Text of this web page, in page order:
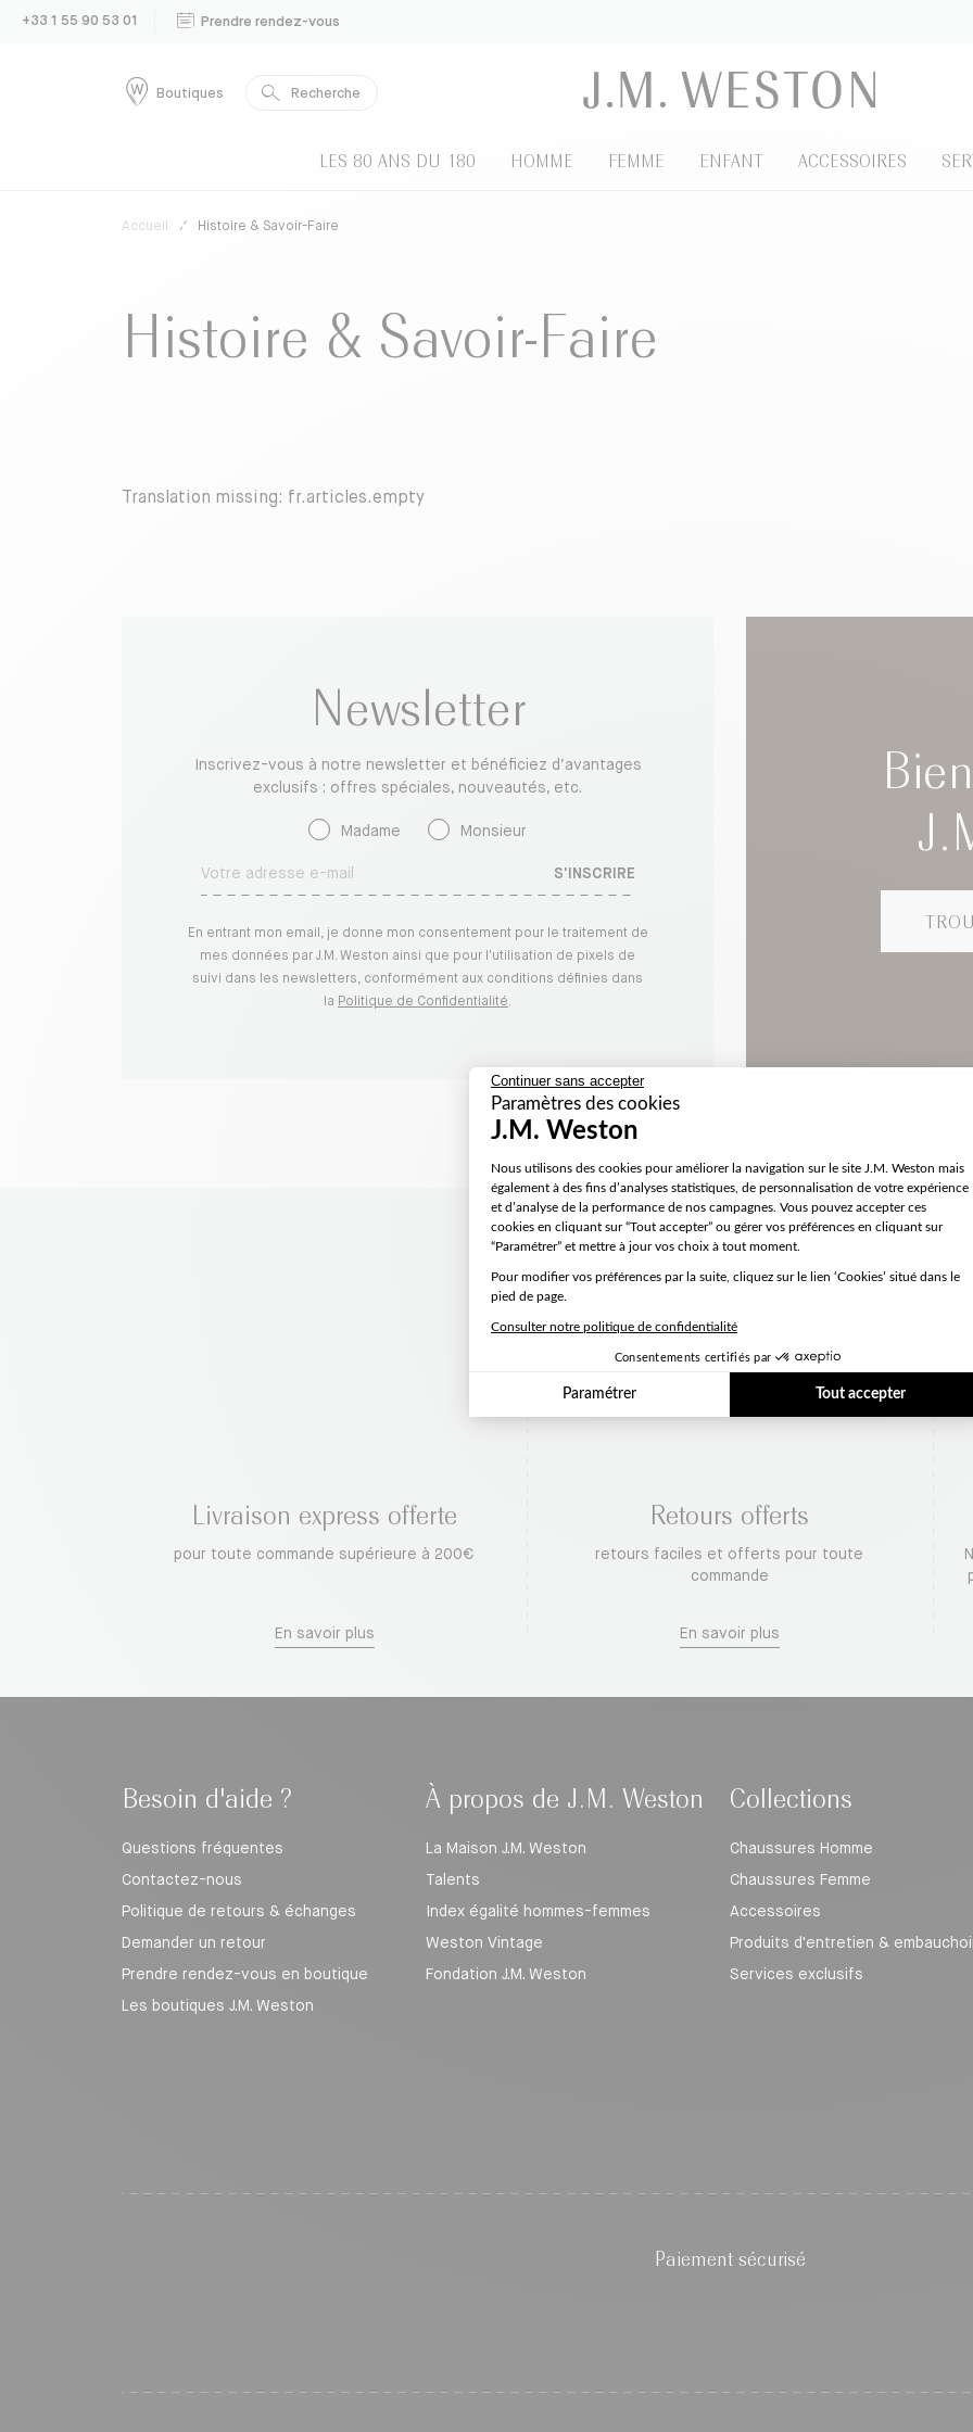
Continuer sans accepter
Paramètres des cookies
J.M. Weston
Plateforme de Gestion du Consentement
Nous utilisons des cookies pour améliorer la navigation sur le site J.M. Weston mais
également à des fins d’analyses statistiques, de personnalisation de votre expérience
et d’analyse de la performance de nos campagnes. Vous pouvez accepter ces
cookies en cliquant sur “Tout accepter” ou gérer vos préférences en cliquant sur
“Paramétrer” et mettre à jour vos choix à tout moment.
Pour modifier vos préférences par la suite, cliquez sur le lien ‘Cookies’ situé dans le
pied de page.
Consulter notre politique de confidentialité
Consentements certifiés par
Paramétrer Tout accepter
Axeptio consent
+33 1 55 90 53 01 Prendre rendez-vous
Boutiques Recherche
LES 80 ANS DU 180 HOMME FEMME ENFANT ACCESSOIRES
Accueil Histoire & Savoir-Faire
Histoire & Savoir-Faire
Translation missing: fr.articles.empty
Newsletter
Inscrivez-vous à notre newsletter et bénéficiez d’avantages
exclusifs : offres spéciales, nouveautés, etc.
Madame Monsieur
S'INSCRIRE
En entrant mon email, je donne mon consentement pour le traitement de
mes données par J.M. Weston ainsi que pour l'utilisation de pixels de
suivi dans les newsletters, conformément aux conditions définies dans
la Politique de Confidentialité.
Avantages e-store
Livraison express offerte
pour toute commande supérieure à 200€
En savoir plus
Retours offerts
retours faciles et offerts pour toute
commande
En savoir plus
Besoin d'aide ?
Questions fréquentes
Contactez-nous
Politique de retours & échanges
Demander un retour
Prendre rendez-vous en boutique
Les boutiques J.M. Weston
À propos de J.M. Weston
La Maison J.M. Weston
Talents
Index égalité hommes-femmes
Weston Vintage
Fondation J.M. Weston
Collections
Chaussures Homme
Chaussures Femme
Accessoires
Produits d'entretien &
Services exclusifs
Paiement sécurisé